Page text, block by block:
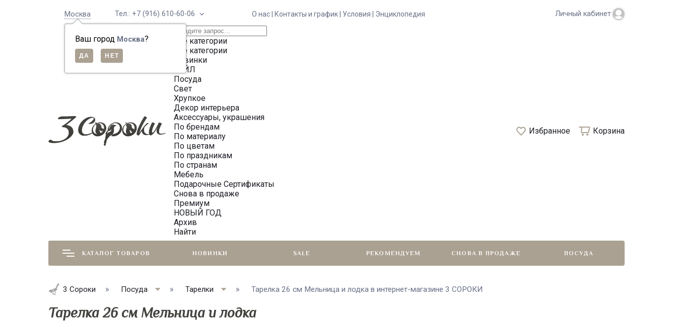
Москва
Ваш город Москва?
Тел.: +7 (916) 610-60-06 О нас | Контакты и график | Условия | Энциклопедия Личный кабинет
Все категории
Все категории
Новинки
СЕЙЛ
Посуда
Свет
Хрупкое
Декор интерьера
Аксессуары, украшения
По брендам
По материалу
По цветам
По праздникам
По странам
Мебель
Подарочные Сертификаты
Снова в продаже
Премиум
НОВЫЙ ГОД
Архив
Найти
Избранное Корзина
КАТАЛОГ ТОВАРОВ НОВИНКИ SALE РЕКОМЕНДУЕМ СНОВА В ПРОДАЖЕ ПОСУДА
3 Сороки Посуда Тарелки Тарелка 26 см Мельница и лодка в интернет-магазине 3 СОРОКИ
Тарелка 26 см Мельница и лодка